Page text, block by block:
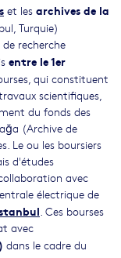
et les archives de la
Turquie)
recherche
entre le 1er
qui constituent
scientifiques,
du fonds des
(Archive de
Le ou les boursiers
d'études
avec
électrique de
. Ces bourses
avec
dans le cadre du